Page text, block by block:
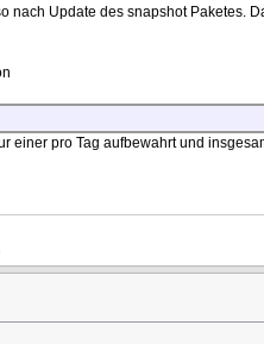
Update des snapshot Paketes.
einer pro Tag aufbewahrt und